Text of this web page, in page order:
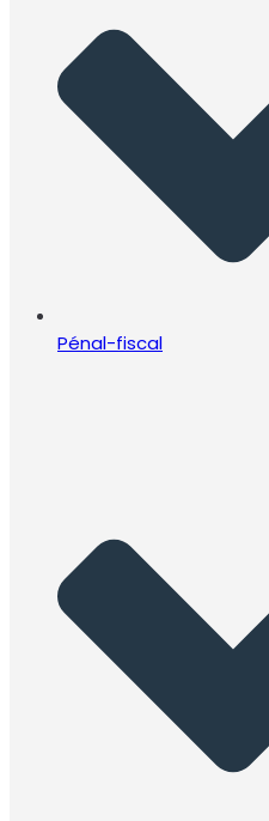
Pénal-fiscal